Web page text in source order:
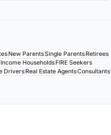
New ParentsSingle Parents Retirees
Households FIRE Seekers
Drivers Real Estate AgentsConsultants